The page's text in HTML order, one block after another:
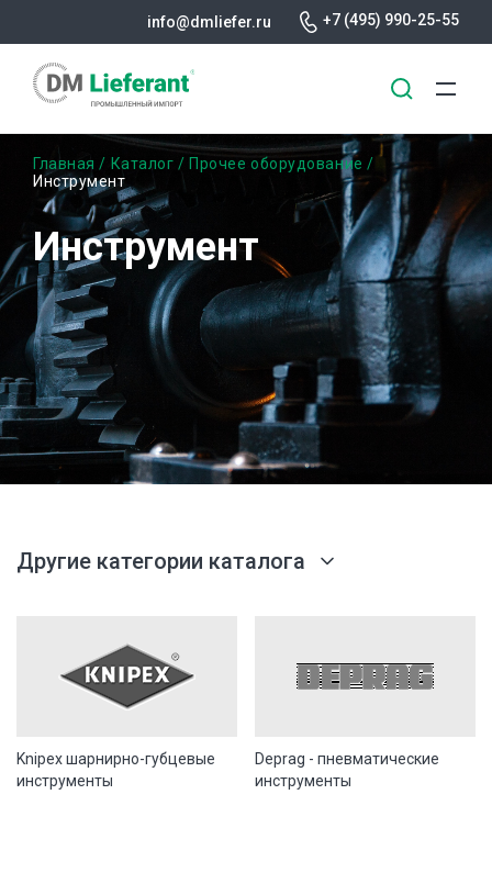
основному
содержанию
info@dmliefer.ru +7 (495) 990-25-55
Строка
навигации
Главная Каталог
Прочее оборудование
Инструмент
Инструмент
Другие категории каталога
Knipex шарнирно-губцевые
инструменты
Deprag - пневматические
инструменты